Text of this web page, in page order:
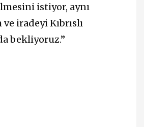
istiyor, aynı
iradeyi Kıbrıslı
bekliyoruz.”